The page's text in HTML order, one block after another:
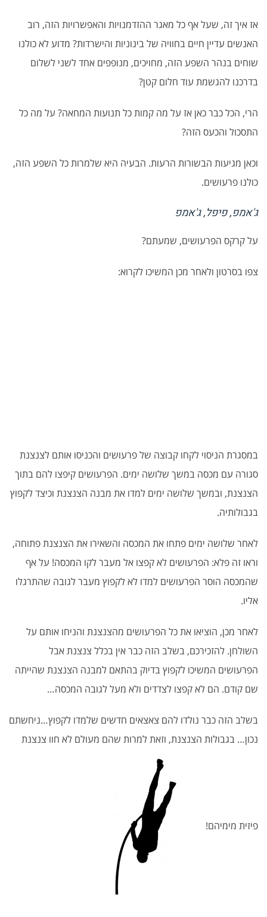
אז איך זה, שעל אף כל מאגר ההזדמנויות והאפשרויות הזה, רוב
האנשים עדיין חיים בחוויה של בינוניות והישרדות? מדוע לא כולנו
שוחים בנהר השפע הזה, מחויכים, מנופפים אחד לשני לשלום
בדרכנו להגשמת עוד חלום קטן?
הרי, הכל כבר כאן אז על מה קמות כל תנועות המחאה? על מה כל
התסכול והכעס הזה?
וכאן מגיעות הבשורות הרעות. הבעיה היא שלמרות כל השפע הזה,
כולנו פרעושים.
ג'אמפ, פיפל, ג'אמפ
על קרקס הפרעושים, שמעתם?
צפו בסרטון ולאחר מכן המשיכו לקרוא:
במסגרת הניסוי לקחו קבוצה של פרעושים והכניסו אותם לצנצנת
סגורה עם מכסה במשך שלושה ימים. הפרעושים קיפצו להם בתוך
הצנצנת, ובמשך שלושה ימים למדו את מבנה הצנצנת וכיצד לקפוץ
בגבולותיה.
לאחר שלושה ימים פתחו את המכסה והשאירו את הצנצנת פתוחה,
וראו זה פלא: הפרעושים לא קפצו אל מעבר לקו המכסה! על אף
שהמכסה הוסר הפרעושים למדו לא לקפוץ מעבר לגובה שהתרגלו
אליו.
לאחר מכן, הוציאו את כל הפרעושים מהצנצנת והניחו אותם על
השולחן. להזכירכם, בשלב הזה כבר אין בכלל צנצנת אבל
הפרעושים המשיכו לקפוץ בדיוק בהתאם למבנה הצנצנת שהייתה
שם קודם. הם לא קפצו לצדדים ולא מעל לגובה המכסה…
בשלב הזה כבר נולדו להם צאצאים חדשים שלמדו לקפוץ…ניחשתם
נכון… בגבולות הצנצנת, וזאת למרות שהם מעולם לא חוו צנצנת
פיזית מימיהם!